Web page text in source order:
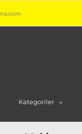
Kategoriler